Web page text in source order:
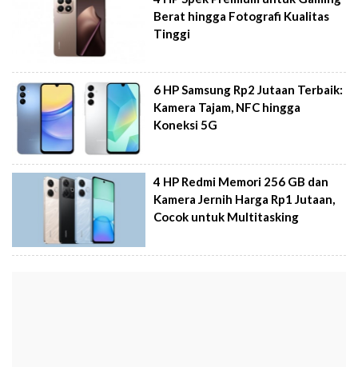
Berat hingga Fotografi Kualitas
Tinggi
6 HP Samsung Rp2 Jutaan Terbaik:
Kamera Tajam, NFC hingga
Koneksi 5G
4 HP Redmi Memori 256 GB dan
Kamera Jernih Harga Rp1 Jutaan,
Cocok untuk Multitasking